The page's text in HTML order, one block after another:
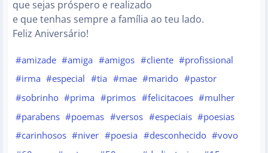
que sejas próspero e realizado
e que tenhas sempre a família ao teu lado.
Feliz Aniversário!
#amizade #amiga #amigos #cliente #profissional
#irma #especial #tia #mae #marido #pastor
#sobrinho #prima #primos #felicitacoes #mulher
#parabens #poemas #versos #especiais #poesias
#carinhosos #niver #poesia #desconhecido #vovo